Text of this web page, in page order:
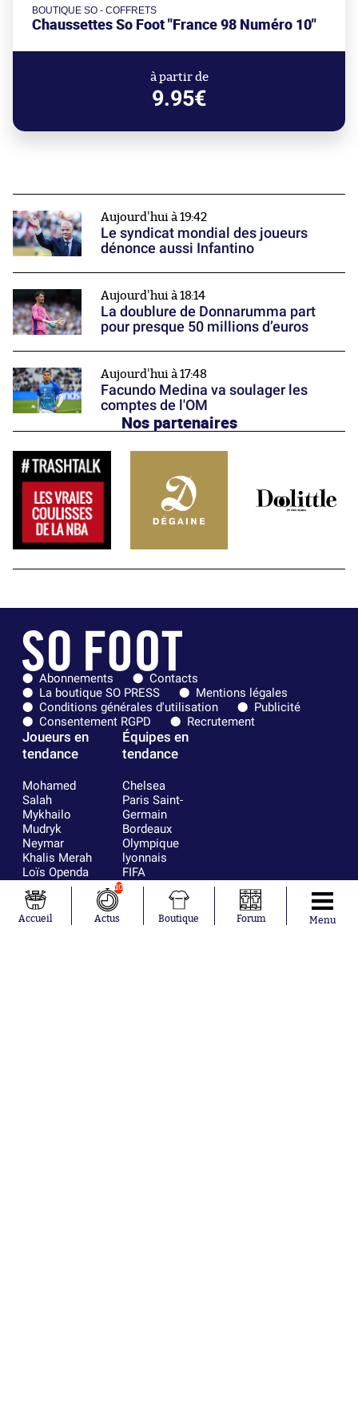
BOUTIQUE SO - COFFRETS
Chaussettes So Foot "France 98 Numéro 10"
à partir de
9.95€
Aujourd'hui à 19:42
Le syndicat mondial des joueurs
dénonce aussi Infantino
Aujourd'hui à 18:14
La doublure de Donnarumma part
pour presque 50 millions d’euros
Aujourd'hui à 17:48
Facundo Medina va soulager les
comptes de l'OM
Nos partenaires
Abonnements
Contacts
La boutique SO PRESS
Mentions légales
Conditions générales d'utilisation
Publicité
Consentement RGPD
Recrutement
Joueurs en
tendance
Mohamed
Salah
Mykhailo
Mudryk
Neymar
Khalis Merah
Loïs Openda
Moussa
Niakhaté
Nicolás
Équipes en
tendance
Chelsea
Paris Saint-
Germain
Bordeaux
Olympique
lyonnais
FIFA
Real Madrid
RC Strasbourg
AC Milan
Accueil
10
Actus Boutique Forum Menu